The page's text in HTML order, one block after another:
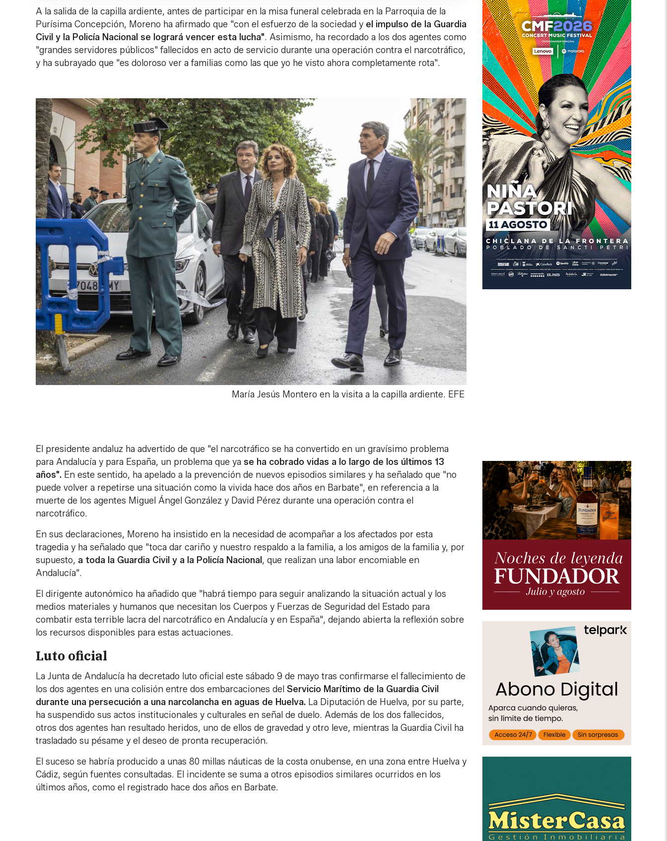
A la salida de la capilla ardiente, antes de participar en la misa funeral celebrada en la Parroquia de la
Purísima Concepción, Moreno ha afirmado que "con el esfuerzo de la sociedad y el impulso de la Guardia
Civil y la Policía Nacional se logrará vencer esta lucha". Asimismo, ha recordado a los dos agentes como
"grandes servidores públicos" fallecidos en acto de servicio durante una operación contra el narcotráfico,
y ha subrayado que "es doloroso ver a familias como las que yo he visto ahora completamente rota".
María Jesús Montero en la visita a la capilla ardiente. EFE
El presidente andaluz ha advertido de que "el narcotráfico se ha convertido en un gravísimo problema
para Andalucía y para España, un problema que ya se ha cobrado vidas a lo largo de los últimos 13
años". En este sentido, ha apelado a la prevención de nuevos episodios similares y ha señalado que "no
puede volver a repetirse una situación como la vivida hace dos años en Barbate", en referencia a la
muerte de los agentes Miguel Ángel González y David Pérez durante una operación contra el
narcotráfico.
En sus declaraciones, Moreno ha insistido en la necesidad de acompañar a los afectados por esta
tragedia y ha señalado que "toca dar cariño y nuestro respaldo a la familia, a los amigos de la familia y, por
supuesto, a toda la Guardia Civil y a la Policía Nacional , que realizan una labor encomiable en
Andalucía".
El dirigente autonómico ha añadido que "habrá tiempo para seguir analizando la situación actual y los
medios materiales y humanos que necesitan los Cuerpos y Fuerzas de Seguridad del Estado para
combatir esta terrible lacra del narcotráfico en Andalucía y en España", dejando abierta la reflexión sobre
los recursos disponibles para estas actuaciones.
Luto oficial
La Junta de Andalucía ha decretado luto oficial este sábado 9 de mayo tras confirmarse el fallecimiento de
los dos agentes en una colisión entre dos embarcaciones del Servicio Marítimo de la Guardia Civil
durante una persecución a una narcolancha en aguas de Huelva. La Diputación de Huelva, por su parte,
ha suspendido sus actos institucionales y culturales en señal de duelo. Además de los dos fallecidos,
otros dos agentes han resultado heridos, uno de ellos de gravedad y otro leve, mientras la Guardia Civil ha
trasladado su pésame y el deseo de pronta recuperación.
El suceso se habría producido a unas 80 millas náuticas de la costa onubense, en una zona entre Huelva y
Cádiz, según fuentes consultadas. El incidente se suma a otros episodios similares ocurridos en los
últimos años, como el registrado hace dos años en Barbate.